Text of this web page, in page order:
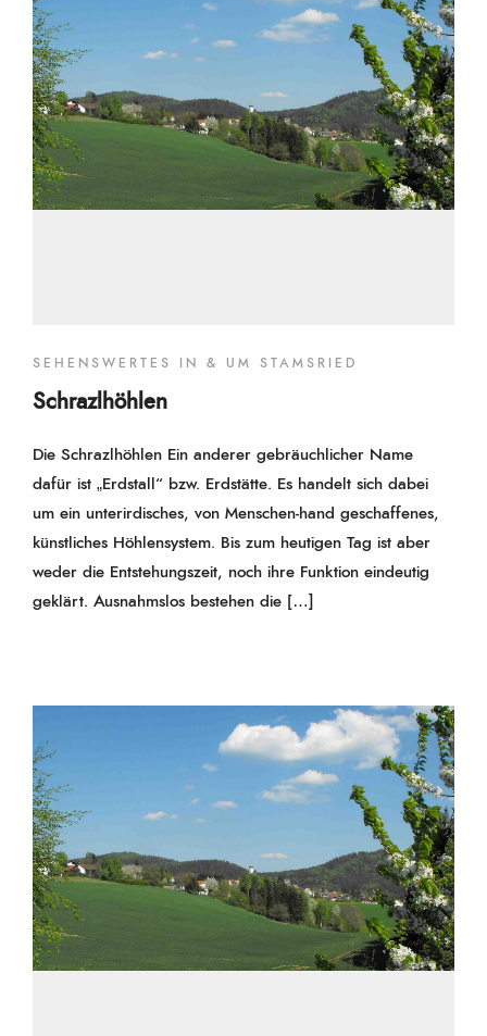
SEHENSWERTES IN & UM STAMSRIED
Schrazlhöhlen
Die Schrazlhöhlen Ein anderer gebräuchlicher Name
dafür ist „Erdstall“ bzw. Erdstätte. Es handelt sich dabei
um ein unterirdisches, von Menschen-hand geschaffenes,
künstliches Höhlensystem. Bis zum heutigen Tag ist aber
weder die Entstehungszeit, noch ihre Funktion eindeutig
geklärt. Ausnahmslos bestehen die […]